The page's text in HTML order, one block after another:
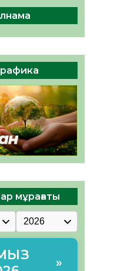
облыс
болып
67 0
мұрағаты
»